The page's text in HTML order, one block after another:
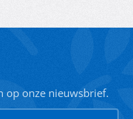
op onze nieuwsbrief.